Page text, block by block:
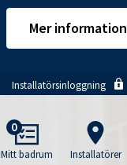
Mer information
Installatörsinloggning
0
Mitt badrum
navigation
Installatörer